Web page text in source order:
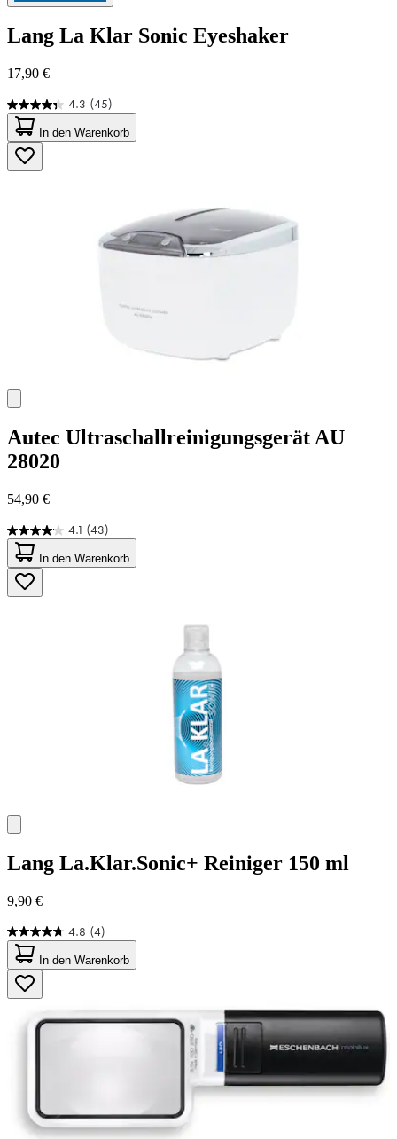
Lang La Klar Sonic Eyeshaker
17,90 €
4.3 (45)
4.3
von
5
Sternen.
45
In den Warenkorb
Autec Ultraschallreinigungsgerät AU
28020
54,90 €
4.1 (43)
4.1
von
5
Sternen.
43
In den Warenkorb
Lang La.Klar.Sonic+ Reiniger 150 ml
9,90 €
4.8 (4)
4.8
von
5
Sternen.
4
Bewertungen
In den Warenkorb